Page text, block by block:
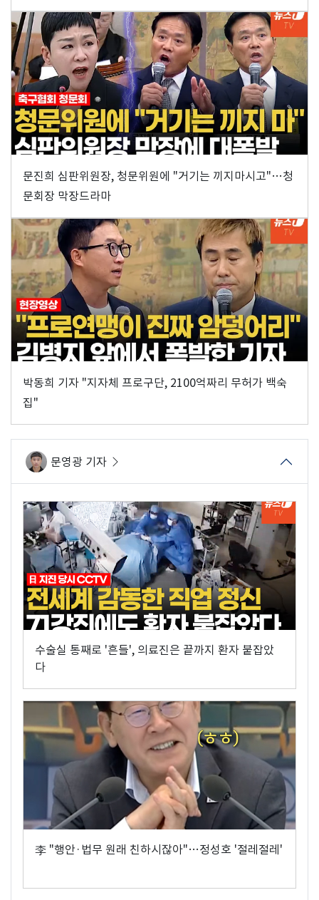
문진희 심판위원장, 청문위원에 "거기는 끼지마시고"…청
문회장 막장드라마
박동희 기자 "지자체 프로구단, 2100억짜리 무허가 백숙
집"
문영광 기자
수술실 통째로 '흔들', 의료진은 끝까지 환자 붙잡았
다
李 "행안·법무 원래 친하시잖아"…정성호 '절레절레'